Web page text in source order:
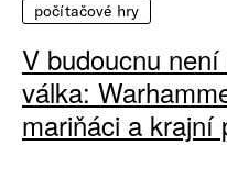
počítačové hry
V budoucnu
válka:
mariňáci a krajní